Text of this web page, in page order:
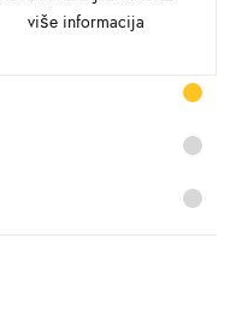
više informacija